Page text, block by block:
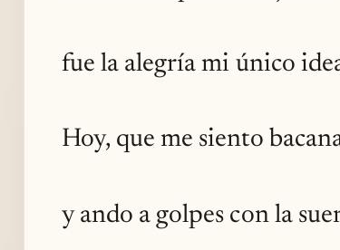
fue la alegría mi único
Hoy, que me siento
y ando a golpes con la